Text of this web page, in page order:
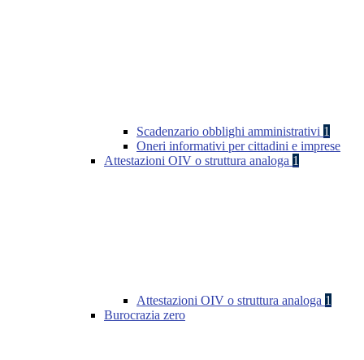
Scadenzario obblighi amministrativi 1
Oneri informativi per cittadini e imprese
Attestazioni OIV o struttura analoga 1
Attestazioni OIV o struttura analoga 1
Burocrazia zero